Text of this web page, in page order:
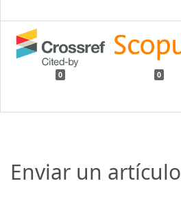
0 0
Enviar un artículo